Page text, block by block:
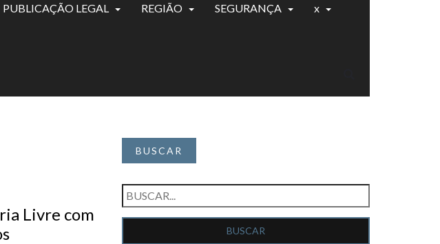
PUBLICAÇÃO LEGAL REGIÃO SEGURANÇA x
Livre com
BUSCAR